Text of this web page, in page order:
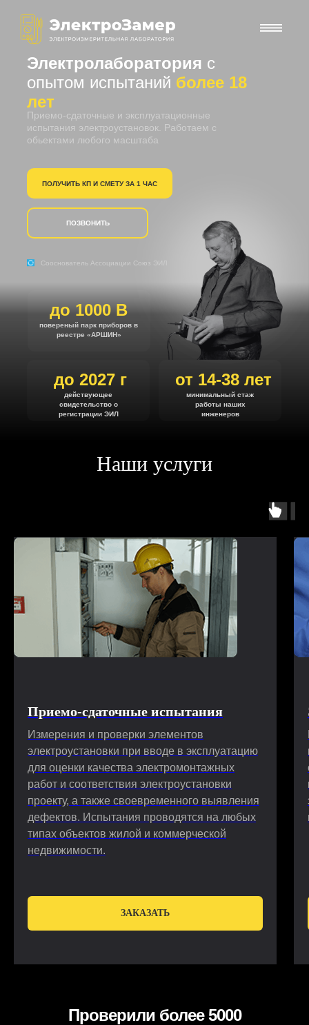
Приемо-сдаточные и эксплуатационные
испытания электроустановок. Работаем с
обьектами любого масштаба
Электролаборатория с
опытом испытаний более 18
лет
ПОЗВОНИТЬ
ПОЛУЧИТЬ КП И СМЕТУ ЗА 1 ЧАС
Сооснователь Ассоциации Союз ЭИЛ
до 2027 г
действующее
свидетельство о
регистрации ЭИЛ
до 1000 В
повереный парк приборов в
реестре «АРШИН»
от 14-38 лет
минимальный стаж
работы наших
инженеров
Наши услуги
Приемо-сдаточные испытания
Измерения и проверки элементов
электроустановки при вводе в эксплуатацию
для оценки качества электромонтажных
работ и соответствия электроустановки
проекту, а также своевременного выявления
дефектов. Испытания проводятся на любых
типах объектов жилой и коммерческой
недвижимости.
ЗАКАЗАТЬ
Проверили более 5000